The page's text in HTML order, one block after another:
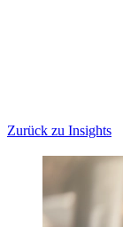
Zurück zu Insights